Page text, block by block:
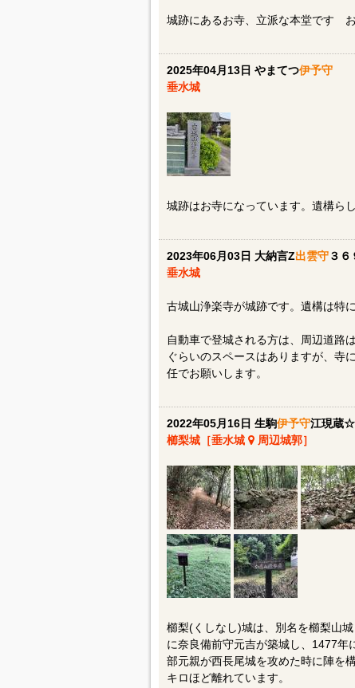
城跡にあるお寺、立派な本堂です
2025年04月13日 やまてつ伊予守
垂水城
城跡はお寺になっています。遺構ら
2023年06月03日 大納言Z出雲守３６
垂水城
古城山浄楽寺が城跡です。遺構は特
自動車で登城される方は、周辺道路
ぐらいのスペースはありますが、寺
任でお願いします。
2022年05月16日 生駒伊予守江現蔵☆
櫛梨城［垂水城
周辺城郭］
櫛梨(くしなし)城は、別名を櫛梨山
に奈良備前守元吉が築城し、1477
部元親が西長尾城を攻めた時に陣を
キロほど離れています。